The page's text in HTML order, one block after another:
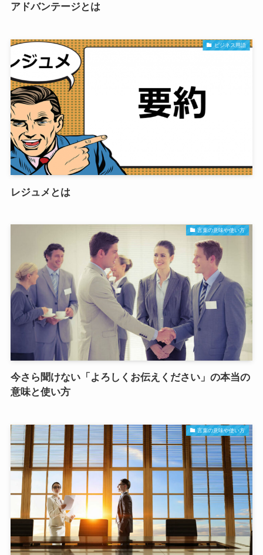
アドバンテージとは
ビジネス用語
レジュメとは
言葉の意味や使い方
今さら聞けない「よろしくお伝えください」の本当の
意味と使い方
言葉の意味や使い方